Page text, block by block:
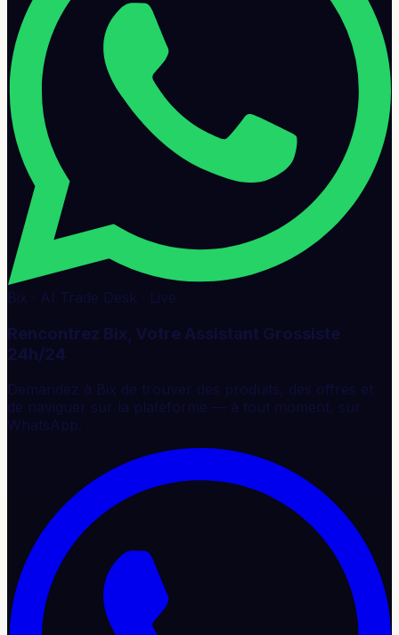
Bix · AI Trade Desk · Live
Rencontrez Bix, Votre Assistant Grossiste
24h/24
Demandez à Bix de trouver des produits, des offres et
de naviguer sur la plateforme — à tout moment, sur
WhatsApp.